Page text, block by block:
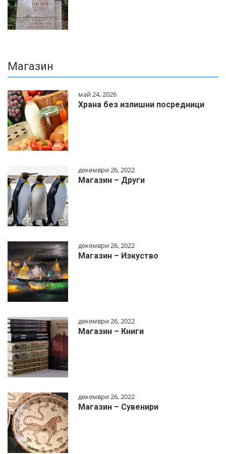
Магазин
май 24, 2026
Храна без излишни посредници
декември 26, 2022
Магазин – Други
декември 26, 2022
Магазин – Изкуство
декември 26, 2022
Магазин – Книги
декември 26, 2022
Магазин – Сувенири